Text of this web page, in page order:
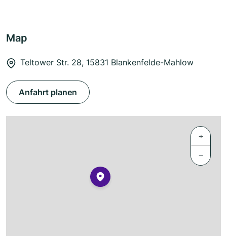
Map
Teltower Str. 28, 15831 Blankenfelde-Mahlow
Anfahrt planen
+
−